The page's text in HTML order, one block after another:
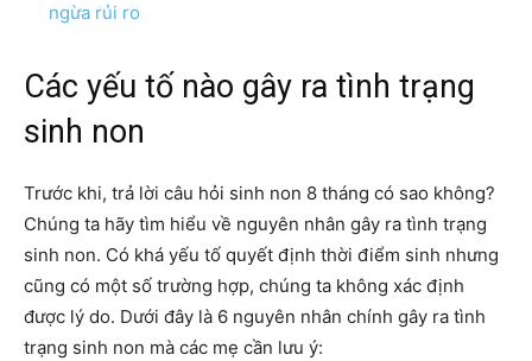
ngừa rủi ro
Các yếu tố nào gây ra tình trạng
sinh non
Trước khi, trả lời câu hỏi sinh non 8 tháng có sao không?
Chúng ta hãy tìm hiểu về nguyên nhân gây ra tình trạng
sinh non. Có khá yếu tố quyết định thời điểm sinh nhưng
cũng có một số trường hợp, chúng ta không xác định
được lý do. Dưới đây là 6 nguyên nhân chính gây ra tình
trạng sinh non mà các mẹ cần lưu ý: